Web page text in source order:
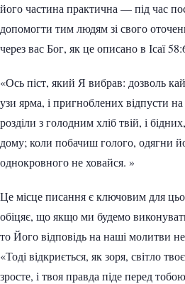
його частина практична — під час
допомогти тим людям зі свого
через вас Бог, як це описано в Ісаї
«Ось піст, який Я вибрав: дозволь
узи ярма, і пригноблених відпусти на
розділи з голодним хліб твій, і
дому; коли побачиш голого, одягни
однокровного не ховайся. »
Це місце писання є ключовим для
обіцяє, що якщо ми будемо
то Його відповідь на наші молитви
«Тоді відкриється, як зоря, світло
зросте, і твоя правда піде перед